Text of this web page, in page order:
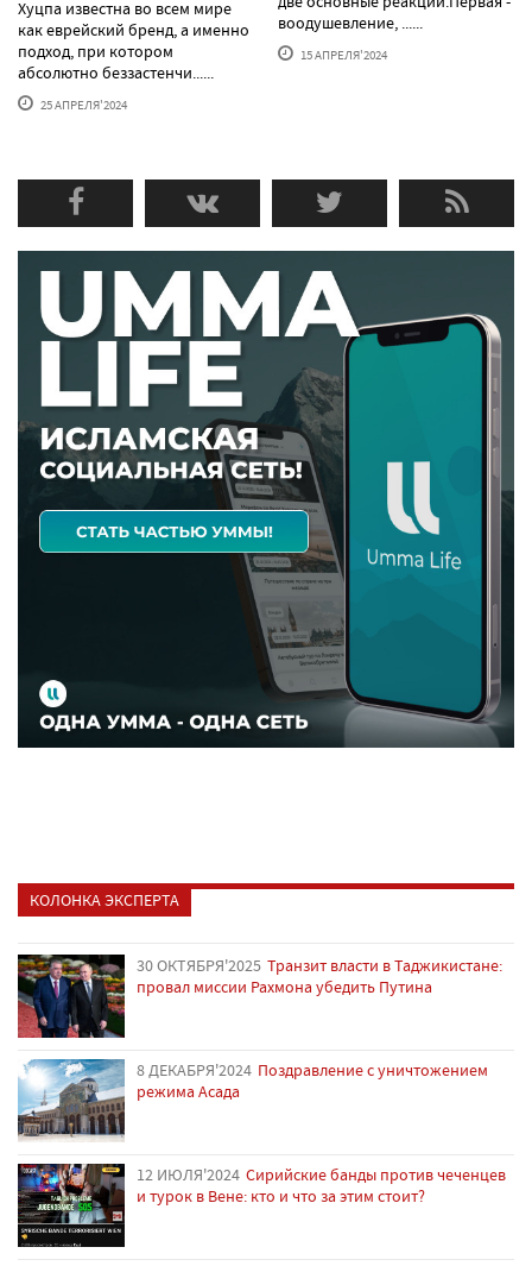
Хуцпа известна во всем мире
как еврейский бренд, а именно
подход, при котором
абсолютно беззастенчи......
25 АПРЕЛЯ'2024
воодушевление, ......
15 АПРЕЛЯ'2024
КОЛОНКА ЭКСПЕРТА
30 ОКТЯБРЯ'2025 Транзит власти в Таджикистане:
провал миссии Рахмона убедить Путина
8 ДЕКАБРЯ'2024 Поздравление с уничтожением
режима Асада
12 ИЮЛЯ'2024 Сирийские банды против чеченцев
и турок в Вене: кто и что за этим стоит?